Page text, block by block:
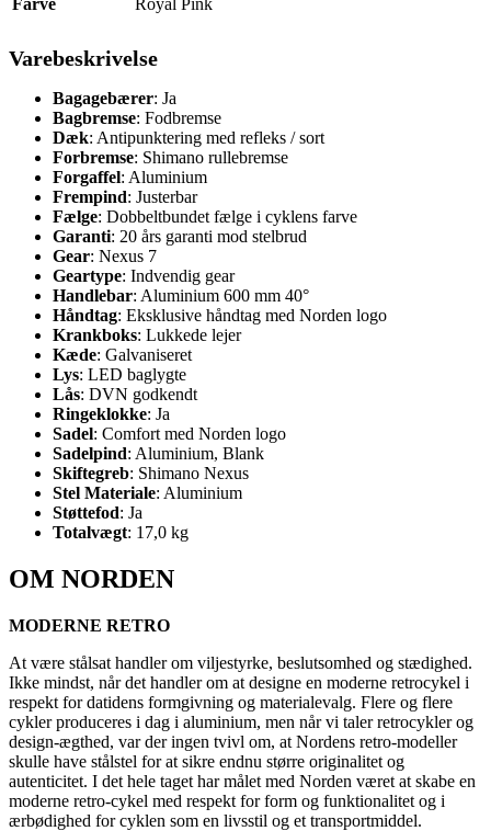
Farve Royal Pink
Varebeskrivelse
Bagagebærer: Ja
Bagbremse: Fodbremse
Dæk: Antipunktering med refleks / sort
Forbremse: Shimano rullebremse
Forgaffel: Aluminium
Frempind: Justerbar
Fælge: Dobbeltbundet fælge i cyklens farve
Garanti: 20 års garanti mod stelbrud
Gear: Nexus 7
Geartype: Indvendig gear
Handlebar: Aluminium 600 mm 40°
Håndtag: Eksklusive håndtag med Norden logo
Krankboks: Lukkede lejer
Kæde: Galvaniseret
Lys: LED baglygte
Lås: DVN godkendt
Ringeklokke: Ja
Sadel: Comfort med Norden logo
Sadelpind: Aluminium, Blank
Skiftegreb: Shimano Nexus
Stel Materiale: Aluminium
Støttefod: Ja
Totalvægt: 17,0 kg
OM NORDEN
MODERNE RETRO
At være stålsat handler om viljestyrke, beslutsomhed og stædighed.
Ikke mindst, når det handler om at designe en moderne retrocykel i
respekt for datidens formgivning og materialevalg. Flere og flere
cykler produceres i dag i aluminium, men når vi taler retrocykler og
design-ægthed, var der ingen tvivl om, at Nordens retro-modeller
skulle have stålstel for at sikre endnu større originalitet og
autenticitet. I det hele taget har målet med Norden været at skabe en
moderne retro-cykel med respekt for form og funktionalitet og i
ærbødighed for cyklen som en livsstil og et transportmiddel.